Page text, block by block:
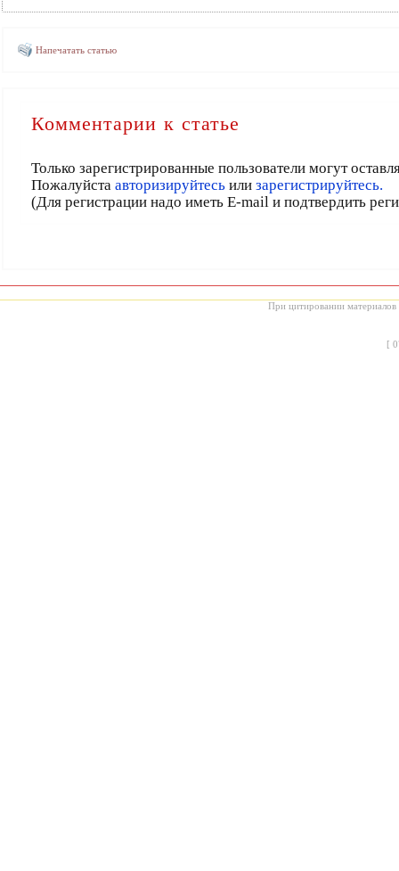
Напечатать статью
Комментарии к статье
Только зарегистрированные пользователи могут
Пожалуйста авторизируйтесьили зарегистрируйтесь.
(Для регистрации надо иметь E-mail и подтвердить
При цитировании материалов
[